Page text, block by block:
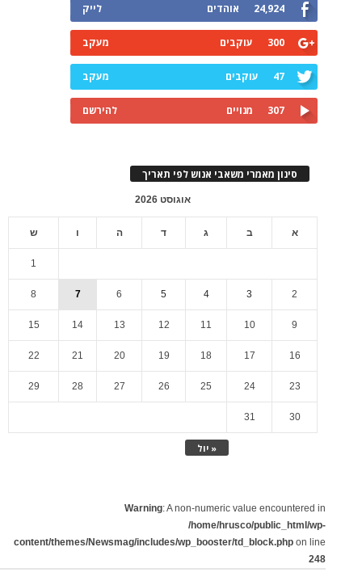
24,924 אוהדים לייק
300 עוקבים מעקב
47 עוקבים מעקב
307 מנויים להירשם
סינון מאמרי משאבי אנוש לפי תאריך
אוגוסט 2026
א ב ג ד ה ו ש
« יול
1
2
3
4
5
6
7
8
9
10
11
12
13
14
15
16
17
18
19
20
21
22
23
24
25
26
27
28
29
30
31
Warning: A non-numeric value encountered in
/home/hrusco/public_html/wp-
content/themes/Newsmag/includes/wp_booster/td_block.php on line
248